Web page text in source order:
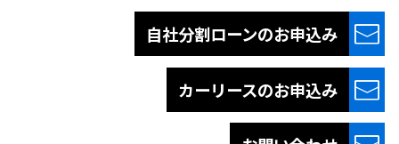
自社分割ローンのお申込み
カーリースのお申込み